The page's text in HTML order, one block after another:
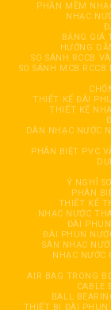
PHẦN MỀM
NHẠC
BẢNG GIÁ
HƯỚNG
SO SÁNH RCCB
SO SÁNH MCB
THIẾT KẾ ĐÀI
THIẾT KẾ
DÀN NHẠC NƯỚC
PHÂN BIỆT PVC
Ý NGHĨ
PHÂN
THIẾT KẾ
NHẠC NƯỚC
ĐÀI
ĐÀI PHUN
SÀN NHẠC
NHẠC NƯỚC
AIR BAG TRONG
CABLE
BALL
THIẾT BỊ ĐÀI PHUN